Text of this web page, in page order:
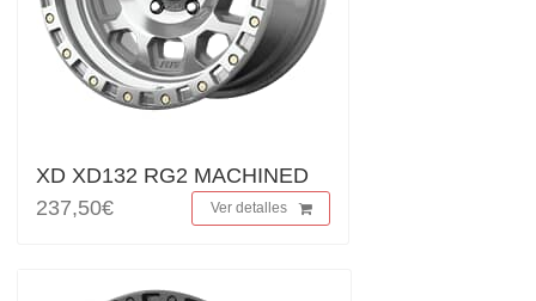
XD XD132 RG2 MACHINED
237,50€
Ver detalles